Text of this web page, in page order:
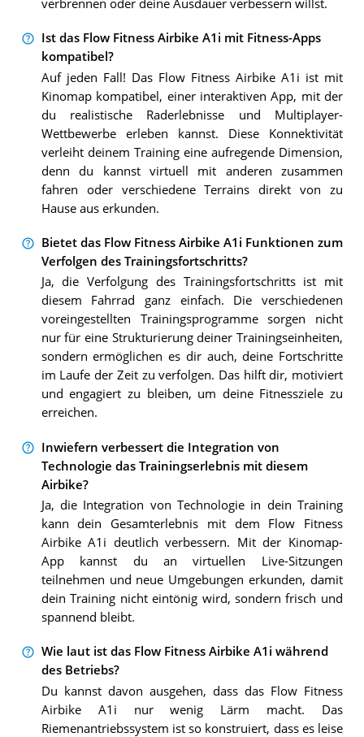
verbrennen oder deine Ausdauer verbessern willst.
Ist das Flow Fitness Airbike A1i mit Fitness-Apps
kompatibel?
Auf jeden Fall! Das Flow Fitness Airbike A1i ist mit
Kinomap kompatibel, einer interaktiven App, mit der
du realistische Raderlebnisse und Multiplayer-
Wettbewerbe erleben kannst. Diese Konnektivität
verleiht deinem Training eine aufregende Dimension,
denn du kannst virtuell mit anderen zusammen
fahren oder verschiedene Terrains direkt von zu
Hause aus erkunden.
Bietet das Flow Fitness Airbike A1i Funktionen zum
Verfolgen des Trainingsfortschritts?
Ja, die Verfolgung des Trainingsfortschritts ist mit
diesem Fahrrad ganz einfach. Die verschiedenen
voreingestellten Trainingsprogramme sorgen nicht
nur für eine Strukturierung deiner Trainingseinheiten,
sondern ermöglichen es dir auch, deine Fortschritte
im Laufe der Zeit zu verfolgen. Das hilft dir, motiviert
und engagiert zu bleiben, um deine Fitnessziele zu
erreichen.
Inwiefern verbessert die Integration von
Technologie das Trainingserlebnis mit diesem
Airbike?
Ja, die Integration von Technologie in dein Training
kann dein Gesamterlebnis mit dem Flow Fitness
Airbike A1i deutlich verbessern. Mit der Kinomap-
App kannst du an virtuellen Live-Sitzungen
teilnehmen und neue Umgebungen erkunden, damit
dein Training nicht eintönig wird, sondern frisch und
spannend bleibt.
Wie laut ist das Flow Fitness Airbike A1i während
des Betriebs?
Du kannst davon ausgehen, dass das Flow Fitness
Airbike A1i nur wenig Lärm macht. Das
Riemenantriebssystem ist so konstruiert, dass es leise